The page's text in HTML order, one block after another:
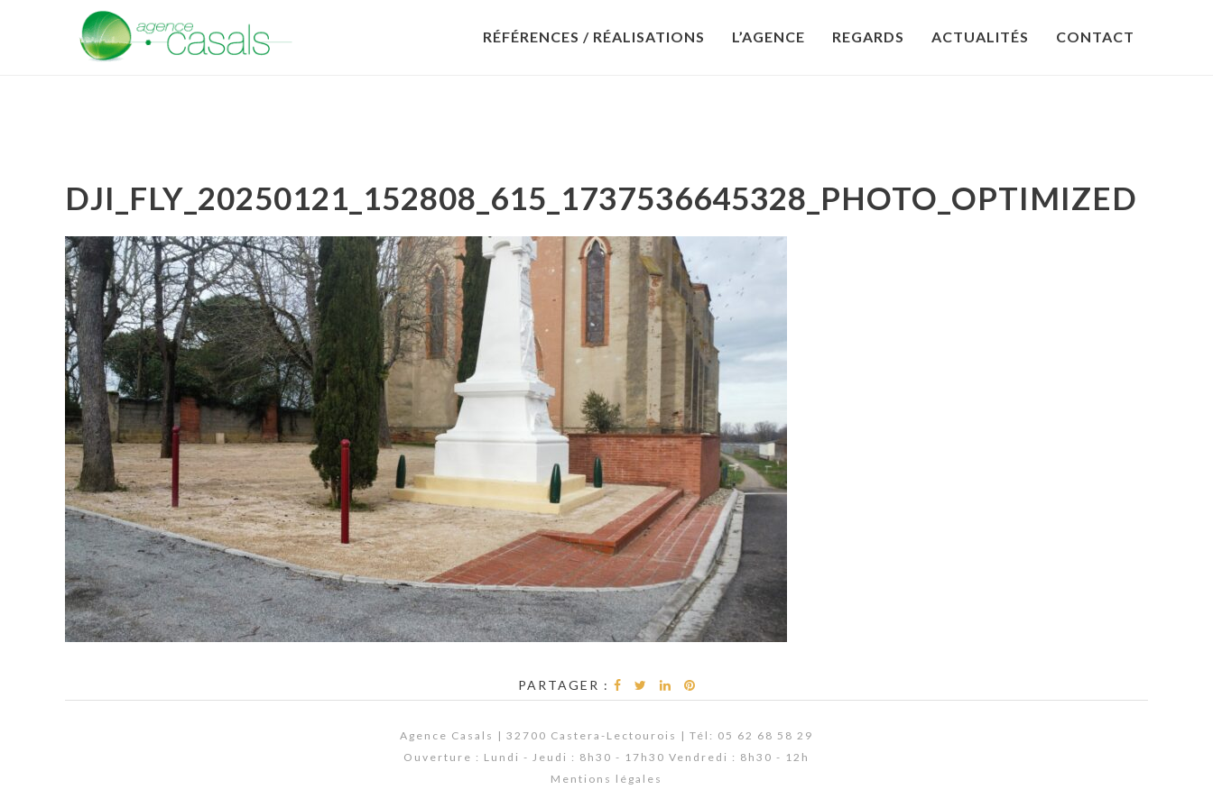
RÉFÉRENCES / RÉALISATIONS L’AGENCE REGARDS ACTUALITÉS CONTACT
DJI_FLY_20250121_152808_615_1737536645328_PHOTO_OPTIMIZED
PARTAGER :
Agence Casals | 32700 Castera-Lectourois | Tél: 05 62 68 58 29
Ouverture : Lundi - Jeudi : 8h30 - 17h30 Vendredi : 8h30 - 12h
Mentions légales